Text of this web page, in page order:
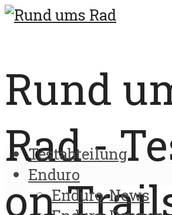
Rund
Rad -
on
Testabteilung
Enduro
Enduro-News